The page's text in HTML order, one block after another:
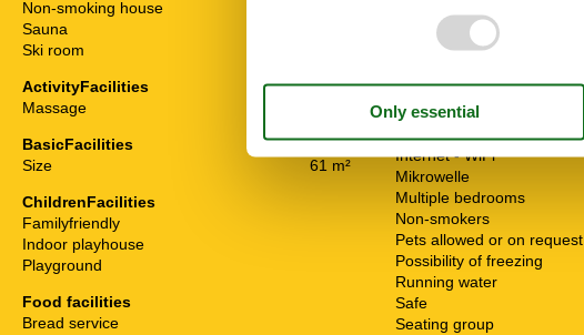
Non-smoking house
Sauna
Ski room
ActivityFacilities
Massage
BasicFacilities
Size
61 m²
ChildrenFacilities
Familyfriendly
Indoor playhouse
Playground
Food facilities
Bread service
Disabled friendly
Dishwasher
Fridge
Heater
High chair
Internet - WiFi
Mikrowelle
Multiple bedrooms
Non-smokers
Pets allowed or on request
Possibility of freezing
Running water
Safe
Seating group